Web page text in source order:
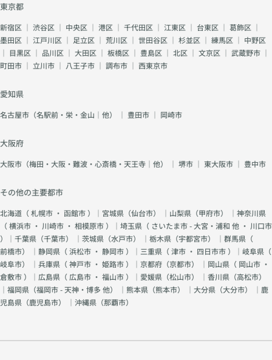
東京都
新宿区 ｜ 渋谷区 ｜ 中央区 ｜ 港区 ｜ 千代田区 ｜ 江東区 ｜ 台東区 ｜ 葛飾区 ｜
墨田区 ｜ 江戸川区 ｜ 足立区 ｜ 荒川区 ｜ 世田谷区 ｜ 杉並区 ｜ 練馬区 ｜ 中野区
｜ 目黒区 ｜ 品川区 ｜ 大田区 ｜ 板橋区 ｜ 豊島区 ｜ 北区 ｜ 文京区 ｜ 武蔵野市 ｜
町田市 ｜ 立川市 ｜ 八王子市 ｜ 調布市 ｜ 西東京市
愛知県
名古屋市（名駅前・栄・金山｜他） ｜ 豊田市 ｜ 岡崎市
大阪府
大阪市（梅田・大阪・難波・心斎橋・天王寺｜他） ｜ 堺市 ｜ 東大阪市 ｜ 豊中市
その他の主要都市
北海道（札幌市 ・ 函館市）｜宮城県（仙台市） ｜山梨県（甲府市） ｜神奈川県
（横浜市 ・ 川崎市 ・ 相模原市）｜埼玉県（ さいたま市 - 大宮・浦和 他 ・ 川口市
）｜千葉県（千葉市） ｜茨城県（水戸市） ｜栃木県（宇都宮市） ｜群馬県（
前橋市） ｜静岡県（浜松市 ・ 静岡市）｜三重県（津市 ・ 四日市市）｜岐阜県（
岐阜市） ｜兵庫県（神戸市 ・ 姫路市）｜京都府（京都市） ｜岡山県（ 岡山市 ・
倉敷市）｜広島県（ 広島市 ・ 福山市）｜愛媛県（松山市） ｜香川県（高松市）
｜福岡県（福岡市 - 天神・博多 他） ｜熊本県（熊本市） ｜大分県（大分市） ｜鹿
児島県（鹿児島市） ｜沖縄県（那覇市）